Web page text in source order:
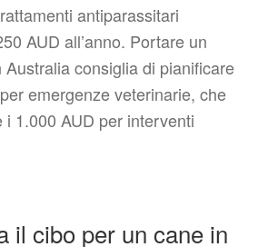
antiparassitari
AUD all’anno. Portare un
consiglia di pianificare
emergenze veterinarie, che
i 1.000 AUD per interventi
il cibo per un cane in